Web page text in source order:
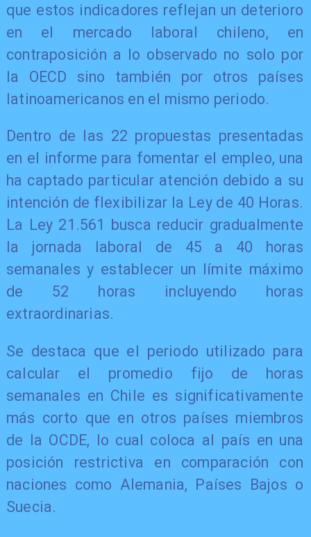
que estos indicadores reflejan un deterioro
en el mercado laboral chileno, en
contraposición a lo observado no solo por
la OECD sino también por otros países
latinoamericanos en el mismo periodo.
Dentro de las 22 propuestas presentadas
en el informe para fomentar el empleo, una
ha captado particular atención debido a su
intención de flexibilizar la Ley de 40 Horas.
La Ley 21.561 busca reducir gradualmente
la jornada laboral de 45 a 40 horas
semanales y establecer un límite máximo
de 52 horas incluyendo horas
extraordinarias.
Se destaca que el periodo utilizado para
calcular el promedio fijo de horas
semanales en Chile es significativamente
más corto que en otros países miembros
de la OCDE, lo cual coloca al país en una
posición restrictiva en comparación con
naciones como Alemania, Países Bajos o
Suecia.